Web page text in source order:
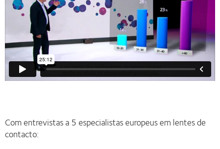
Com entrevistas a 5 especialistas europeus em lentes de
contacto: